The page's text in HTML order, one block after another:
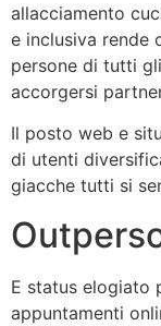
allacciamento
e inclusiva rende
persone di tutti
accorgersi
Il posto web e
di utenti
giacche tutti si
E status elogiato
appuntamenti